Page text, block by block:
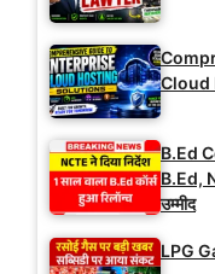
Cloud
B.Ed
B.Ed,
उम्मीद
LPG